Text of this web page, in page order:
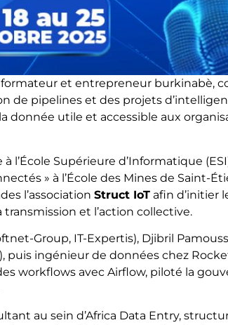
et entrepreneur burkinabè,
de pipelines et des projets
utile et accessible aux
Supérieure d’Informatique
» à l’École des Mines de Saint-
l’association Struct IoT afin d’initier
et l’action collective.
Group, IT-Expertis), Djibril
puis ingénieur de données chez
workflows avec Airflow, piloté la
au sein d’Africa Data Entry,